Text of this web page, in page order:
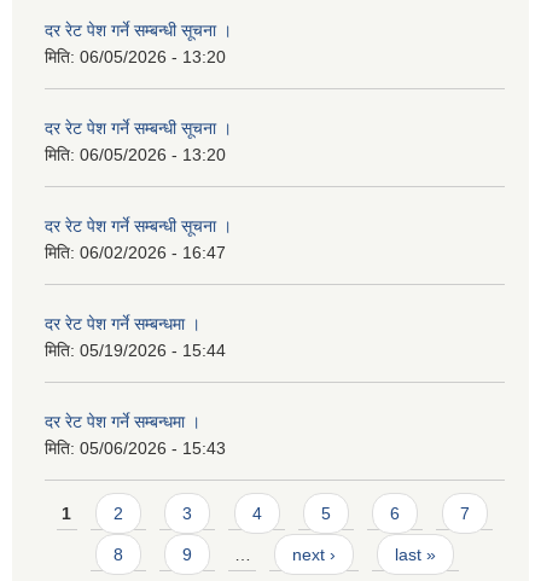
दर रेट पेश गर्ने सम्बन्धी सूचना ।
मिति: 06/05/2026 - 13:20
दर रेट पेश गर्ने सम्बन्धी सूचना ।
मिति: 06/05/2026 - 13:20
दर रेट पेश गर्ने सम्बन्धी सूचना ।
मिति: 06/02/2026 - 16:47
दर रेट पेश गर्ने सम्बन्धमा ।
मिति: 05/19/2026 - 15:44
दर रेट पेश गर्ने सम्बन्धमा ।
मिति: 05/06/2026 - 15:43
Pages
1 2 3 4 5 6 7
8 9 … next › last »